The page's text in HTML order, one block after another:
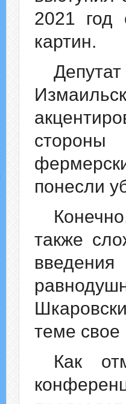
2021 год
картин.
стороны
понесли
также
теме свое
Как